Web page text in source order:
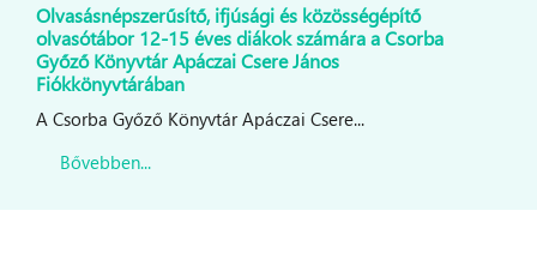
Olvasásnépszerűsítő, ifjúsági és közösségépítő
olvasótábor 12-15 éves diákok számára a Csorba
Győző Könyvtár Apáczai Csere János
Fiókkönyvtárában
A Csorba Győző Könyvtár Apáczai Csere...
Bővebben...